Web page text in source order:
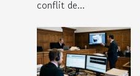
conflit de...